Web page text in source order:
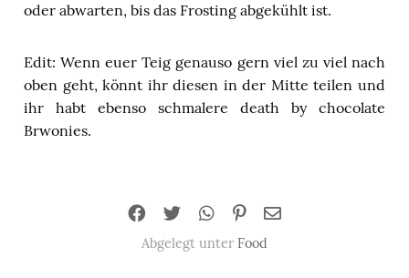
oder abwarten, bis das Frosting abgekühlt ist.
Edit: Wenn euer Teig genauso gern viel zu viel nach
oben geht, könnt ihr diesen in der Mitte teilen und
ihr habt ebenso schmalere death by chocolate
Brwonies.
Abgelegt unter Food